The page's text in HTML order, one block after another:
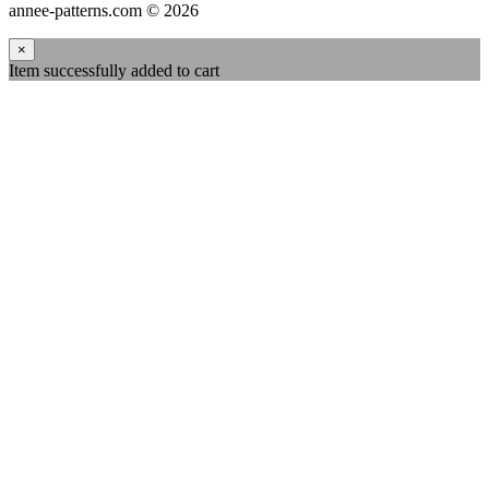
annee-patterns.com © 2026
×
Item successfully added to cart